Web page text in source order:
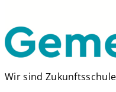
Wir sind